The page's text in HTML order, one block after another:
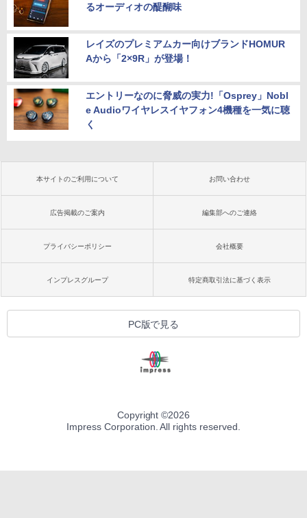
るオーディオの醍醐味
レイズのプレミアムカー向けブランドHOMUR
Aから「2×9R」が登場！
エントリーなのに脅威の実力!「Osprey」Nobl
e Audioワイヤレスイヤフォン4機種を一気に聴
く
本サイトのご利用について お問い合わせ
広告掲載のご案内 編集部へのご連絡
プライバシーポリシー 会社概要
インプレスグループ 特定商取引法に基づく表示
PC版で見る
Copyright ©2026
Impress Corporation. All rights reserved.